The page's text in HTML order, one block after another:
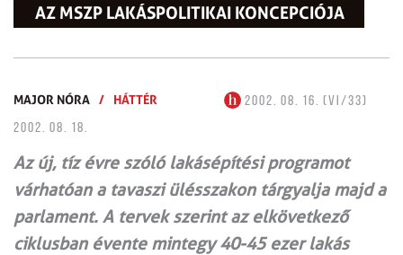
AZ MSZP LAKÁSPOLITIKAI KONCEPCIÓJA
MAJOR NÓRA / HÁTTÉR
2002. 08. 16. (VI/33)
2002. 08. 18.
Az új, tíz évre szóló lakásépítési programot
várhatóan a tavaszi ülésszakon tárgyalja majd a
parlament. A tervek szerint az elkövetkező
ciklusban évente mintegy 40-45 ezer lakás